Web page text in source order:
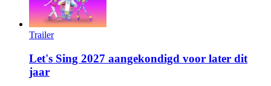
Trailer
Let's Sing 2027 aangekondigd voor later dit
jaar